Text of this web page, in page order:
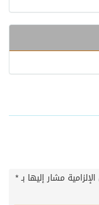
مشار إليها بـ*